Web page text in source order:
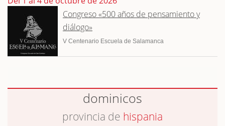
Congreso «500 años de pensamiento y
diálogo»
V Centenario Escuela de Salamanca
dominicos
provincia de hispania